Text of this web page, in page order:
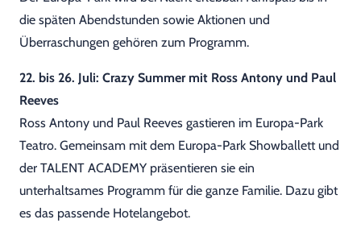
die späten Abendstunden sowie Aktionen und
Überraschungen gehören zum Programm.
22. bis 26. Juli: Crazy Summer mit Ross Antony und Paul
Reeves
Ross Antony und Paul Reeves gastieren im Europa-Park
Teatro. Gemeinsam mit dem Europa-Park Showballett und
der TALENT ACADEMY präsentieren sie ein
unterhaltsames Programm für die ganze Familie. Dazu gibt
es das passende Hotelangebot.